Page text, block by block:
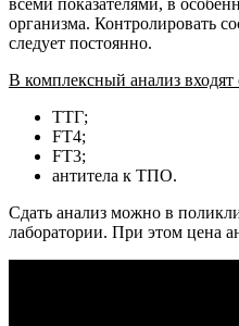
организма. Контролировать
следует постоянно.
В комплексный анализ
ТТГ;
FТ4;
FТ3;
антитела к ТПО.
Сдать анализ можно в
лаборатории. При этом цена